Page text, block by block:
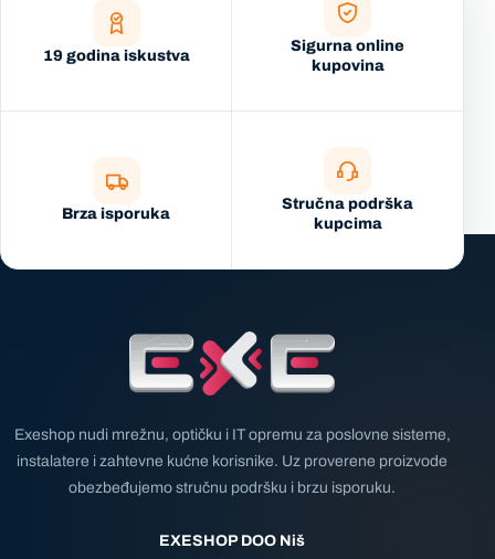
19 godina iskustva
Sigurna online
kupovina
Brza isporuka
Stručna podrška
kupcima
Exeshop nudi mrežnu, optičku i IT opremu za poslovne sisteme,
instalatere i zahtevne kućne korisnike. Uz proverene proizvode
obezbeđujemo stručnu podršku i brzu isporuku.
EXESHOP DOO Niš